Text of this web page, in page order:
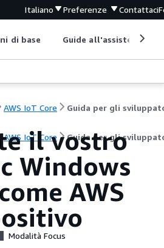
Italiano Preferenze Contattaci
di base Guide all'assistenza
AWS IoT Core Guida per gli
AWS IoT Core Guida per gli
il vostro
Windows
AWS
Modalità Focus